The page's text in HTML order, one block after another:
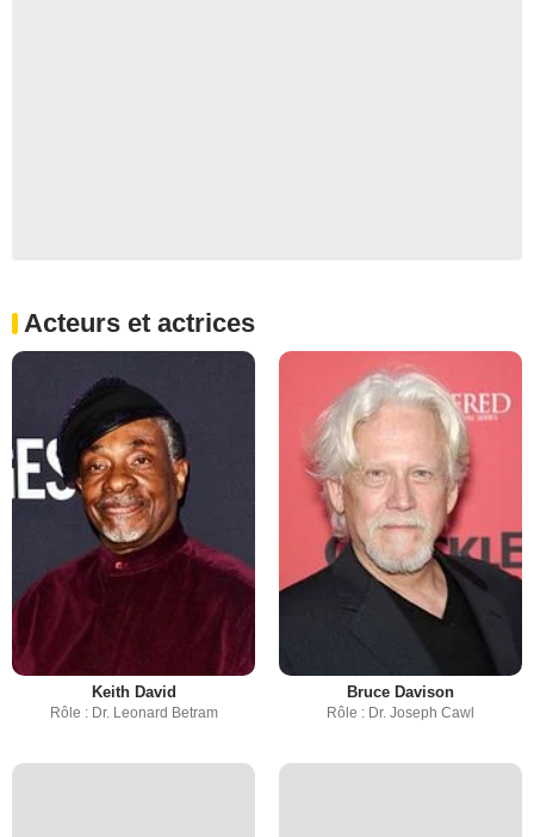
Acteurs et actrices
Keith David
Rôle : Dr. Leonard Betram
Bruce Davison
Rôle : Dr. Joseph Cawl